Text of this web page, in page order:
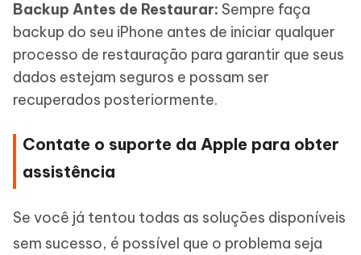
Backup Antes de Restaurar: Sempre faça
backup do seu iPhone antes de iniciar qualquer
processo de restauração para garantir que seus
dados estejam seguros e possam ser
recuperados posteriormente.
Contate o suporte da Apple para obter
assistência
Se você já tentou todas as soluções disponíveis
sem sucesso, é possível que o problema seja